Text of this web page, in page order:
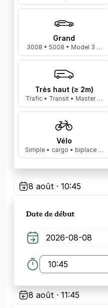
Grand
3008 • 5008 • Model 3 …
Très haut (≥ 2m)
Trafic • Transit • Master …
Vélo
Simple • cargo • biplace …
8 août · 10:45
Date de début
8 août · 11:45